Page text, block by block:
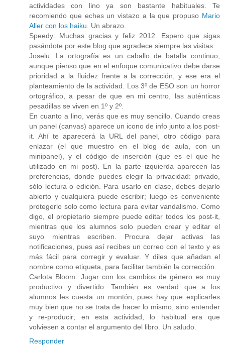
actividades con lino ya son bastante habituales. Te
recomiendo que eches un vistazo a la que propuso Mario
Aller con los haiku . Un abrazo.
Speedy: Muchas gracias y feliz 2012. Espero que sigas
pasándote por este blog que agradece siempre las visitas.
Joselu: La ortografía es un caballo de batalla continuo,
aunque pienso que en el enfoque comunicativo debe darse
prioridad a la fluidez frente a la corrección, y ese era el
planteamiento de la actividad. Los 3º de ESO son un horror
ortográfico, a pesar de que en mi centro, las auténticas
pesadillas se viven en 1º y 2º.
En cuanto a lino, verás que es muy sencillo. Cuando creas
un panel (canvas) aparece un icono de info junto a los post-
it. Ahí te aparecerá la URL del panel, otro código para
enlazar (el que muestro en el blog de aula, con un
minipanel), y el código de inserción (que es el que he
utilizado en mi post). En la parte izquierda aparecen las
preferencias, donde puedes elegir la privacidad: privado,
sólo lectura o edición. Para usarlo en clase, debes dejarlo
abierto y cualquiera puede escribir; luego es conveniente
protegerlo solo como lectura para evitar vandalismo. Como
digo, el propietario siempre puede editar todos los post-it,
mientras que los alumnos solo pueden crear y editar el
suyo mientras escriben. Procura dejar activas las
notificaciones, pues así recibes un correo con el texto y es
más fácil para corregir y evaluar. Y diles que añadan el
nombre como etiqueta, para facilitar también la corrección.
Carlota Bloom: Jugar con los cambios de género es muy
productivo y divertido. También es verdad que a los
alumnos les cuesta un montón, pues hay que explicarles
muy bien que no se trata de hacer lo mismo, sino entender
y re-producir; en esta actividad, lo habitual era que
volviesen a contar el argumento del libro. Un saludo.
Responder